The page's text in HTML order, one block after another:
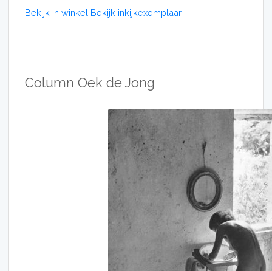
Bekijk in winkel Bekijk inkijkexemplaar
Column Oek de Jong